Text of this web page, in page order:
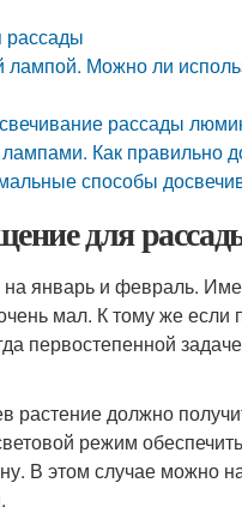
рассады
Можно ли
рассады
Как правильно
способы
для
январь и февраль.
мал. К тому же если
первостепенной
должно
режим
В этом случае можно